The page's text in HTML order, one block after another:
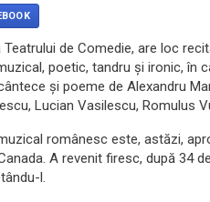
de Comedie, are loc
poetic, tandru și ironic,
și poeme de Alexandru
Lucian Vasilescu, Romulus
românesc este, astăzi,
A revenit firesc, după 34
l.